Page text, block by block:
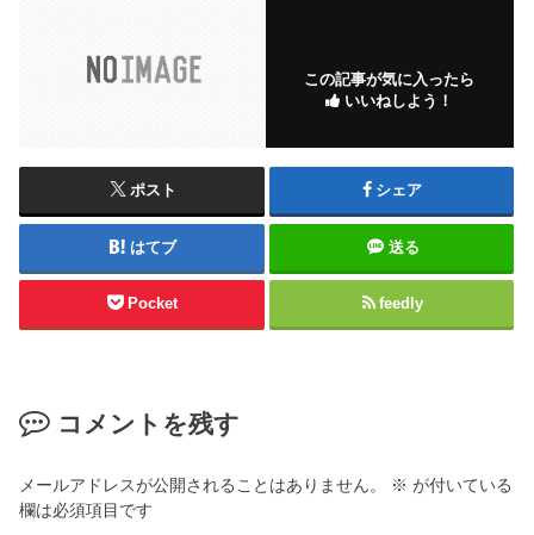
この記事が気に入ったら
いいねしよう！
ポスト シェア
はてブ 送る
Pocket feedly
コメントを残す
メールアドレスが公開されることはありません。 ※ が付いている
欄は必須項目です